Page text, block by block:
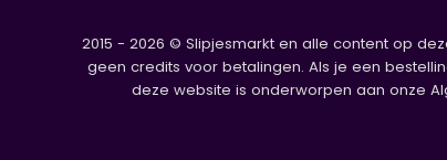
2015 - 2026 © Slipjesmarkt en alle content op
geen credits voor betalingen. Als je een
deze website is onderworpen aan onze